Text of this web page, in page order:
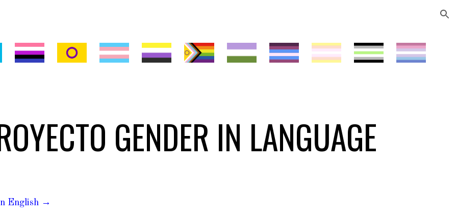
GENDER IN LANGUAGE
English →